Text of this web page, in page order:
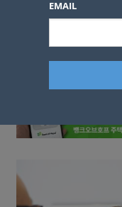
EMAIL